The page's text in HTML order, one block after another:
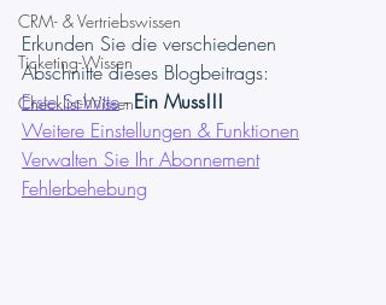
CRM- & Vertriebswissen
Ticketing-Wissen
Checklist-Wissen
Erkunden Sie die verschiedenen
Abschnitte dieses Blogbeitrags:
Erste Schritte - Ein Muss!!!
Weitere Einstellungen & Funktionen
Verwalten Sie Ihr Abonnement
Fehlerbehebung